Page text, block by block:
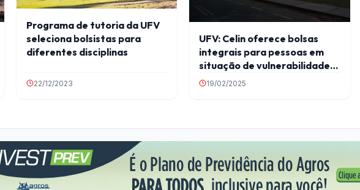
Programa de tutoria da UFV
seleciona bolsistas para
diferentes disciplinas
22/12/2023
UFV: Celin oferece bolsas
integrais para pessoas em
situação de vulnerabilidade
econômica
19/02/2025